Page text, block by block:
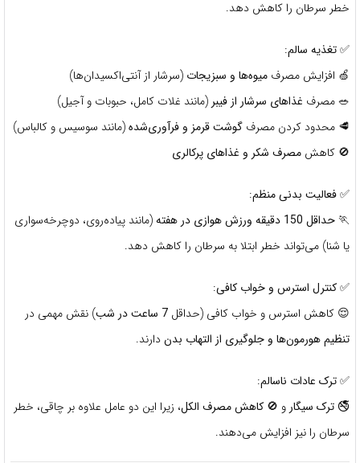
خطر سرطان را کاهش دهد.
✅تغذیه سالم:
🍏 افزایش مصرف میوه‌ها و سبزیجات (سرشار از آنتی‌اکسیدان‌ها)
🥗 مصرف غذاهای سرشار از فیبر (مانند غلات کامل، حبوبات و آجیل)
🥩 محدود کردن مصرف گوشت قرمز و فرآوری‌شده(مانند سوسیس و کالباس)
🚫 کاهش مصرف شکر و غذاهای پرکالری
✅فعالیت بدنی منظم:
🏃حداقل 150 دقیقه ورزش هوازی در هفته
(مانند پیاده‌روی، دوچرخه‌سواری
یا شنا) می‌تواند خطر ابتلا به سرطان را کاهش دهد.
✅کنترل استرس و خواب کافی:
😌 کاهش استرس و خواب کافی (حداقل 7 ساعت در شب
) نقش مهمی در
تنظیم هورمون‌ها و جلوگیری از التهاب بدن دارند.
✅ترک عادات ناسالم:
🚭ترک سیگار و 🚫 کاهش مصرف الکل، زیرا این دو عامل علاوه بر چاقی، خطر
سرطان را نیز افزایش می‌دهند.